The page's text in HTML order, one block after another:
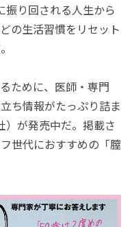
り回される人生から
の生活習慣をリセット
ために、医師・専門
ち情報がたっぷり詰ま
が発売中だ。掲載さ
世代におすすめの「膣